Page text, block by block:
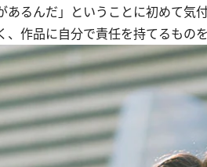
あるんだ」ということに初めて気
、作品に自分で責任を持てるもの